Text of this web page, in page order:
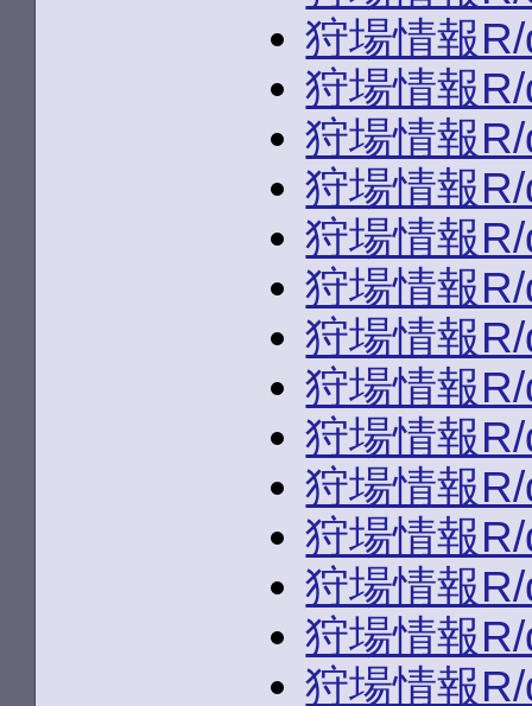
狩場情報
狩場情報
狩場情報
狩場情報
狩場情報
狩場情報
狩場情報
狩場情報
狩場情報
狩場情報
狩場情報
狩場情報
狩場情報
狩場情報